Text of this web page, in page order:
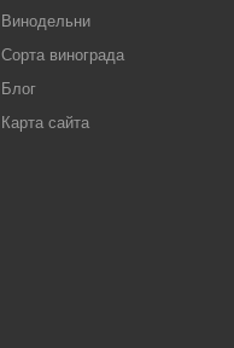
Винодельни
Сорта винограда
Блог
Карта сайта